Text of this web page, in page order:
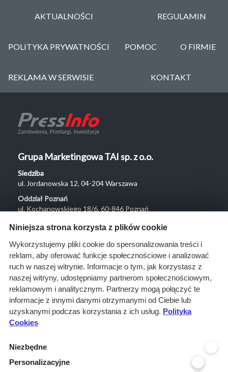
AKTUALNOŚCI REGULAMIN
POLITYKA PRYWATNOŚCI POMOC O FIRMIE
REKLAMA W SERWISIE KONTAKT
Grupa Marketingowa TAI sp. z o.o.
Siedziba
ul. Jordanowska 12, 04-204 Warszawa
Oddział Poznań
ul. Kochanowskiego 18/6, 60-846 Poznań
Menu
O nas
Rozwiązania
Monitoring
przetargów
Raporty
przetargowe
Kontakt
Niniejsza strona korzysta z plików cookie
Wykorzystujemy pliki cookie do spersonalizowania treści i
reklam, aby oferować funkcje społecznościowe i analizować
ruch w naszej witrynie. Informacje o tym, jak korzystasz z
naszej witryny, udostępniamy partnerom społecznościowym,
reklamowym i analitycznym. Partnerzy mogą połączyć te
informacje z innymi danymi otrzymanymi od Ciebie lub
uzyskanymi podczas korzystania z ich usług. Polityka
Cookies
Niezbędne
Personalizacyjne